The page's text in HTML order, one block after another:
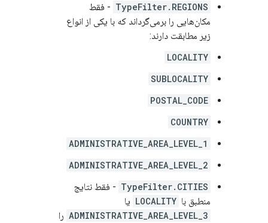
TypeFilter.REGIONS - فقط
مکان‌هایی را برمی‌گرداند که با یکی از انواع
زیر مطابقت دارند:
LOCALITY
SUBLOCALITY
POSTAL_CODE
COUNTRY
ADMINISTRATIVE_AREA_LEVEL_1
ADMINISTRATIVE_AREA_LEVEL_2
TypeFilter.CITIES - فقط نتایج
منطبق با LOCALITY یا
ADMINISTRATIVE_AREA_LEVEL_3 را